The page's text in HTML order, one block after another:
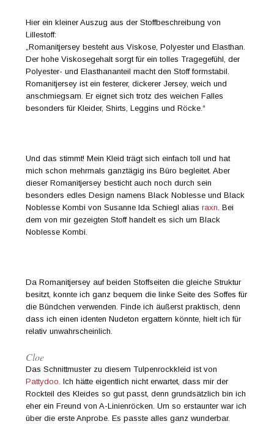
Hier ein kleiner Auszug aus der Stoffbeschreibung von
Lillestoff:
„Romanitjersey besteht aus Viskose, Polyester und Elasthan.
Der hohe Viskosegehalt sorgt für ein tolles Tragegefühl, der
Polyester- und Elasthananteil macht den Stoff formstabil.
Romanitjersey ist ein festerer, dickerer Jersey, weich und
anschmiegsam. Er eignet sich trotz des weichen Falles
besonders für Kleider, Shirts, Leggins und Röcke.“
Und das stimmt! Mein Kleid trägt sich einfach toll und hat
mich schon mehrmals ganztägig ins Büro begleitet. Aber
dieser Romanitjersey besticht auch noch durch sein
besonders edles Design namens Black Noblesse und Black
Noblesse Kombi von Susanne Ida Schiegl aliasraxn . Bei
dem von mir gezeigten Stoff handelt es sich um Black
Noblesse Kombi.
Da Romanitjersey auf beiden Stoffseiten die gleiche Struktur
besitzt, konnte ich ganz bequem die linke Seite des Soffes für
die Bündchen verwenden. Finde ich äußerst praktisch, denn
dass ich einen identen Nudeton ergattern könnte, hielt ich für
relativ unwahrscheinlich.
Cloe
Das Schnittmuster zu diesem Tulpenrockkleid ist von
Pattydoo . Ich hätte eigentlich nicht erwartet, dass mir der
Rockteil des Kleides so gut passt, denn grundsätzlich bin ich
eher ein Freund von A-Linienröcken. Um so erstaunter war ich
über die erste Anprobe. Es passte alles ganz wunderbar.